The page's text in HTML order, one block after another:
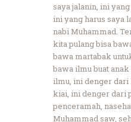
saya jalanin, ini
ini yang harus saya
nabi Muhammad.
kita pulang bisa
bawa martabak
bawa ilmu buat
ilmu, ini denger
kiai, ini denger dari
penceramah,
Muhammad saw,